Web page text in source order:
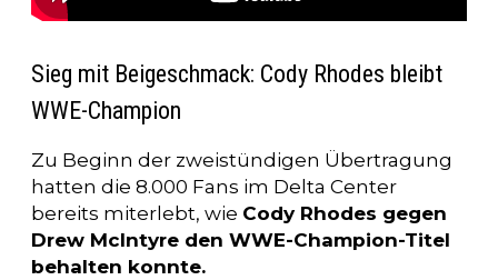
Sieg mit Beigeschmack: Cody Rhodes bleibt
WWE-Champion
Zu Beginn der zweistündigen Übertragung
hatten die 8.000 Fans im Delta Center
bereits miterlebt, wie Cody Rhodes gegen
Drew McIntyre den WWE-Champion-Titel
behalten konnte.